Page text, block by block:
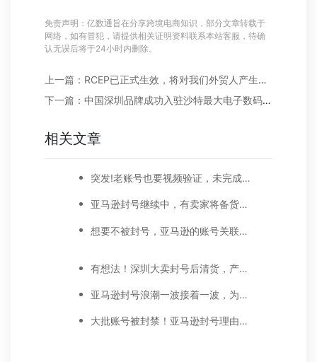
免责声明：亿数通旨在分享跨境电商知识，部分文章转载于
网络，如有冒犯，请提供相关证明资料联系本站客服，待确
认无误后将于24小时内删除。
上一篇：RCEP已正式生效，将对我们外贸人产生哪些重大影响?!
下一篇：中国深圳品牌成功入驻沙特最大电子数码平台Jarir;以色列电商市场爆发，DHL在以增开中东最大分拣中心
相关文章
突发!老账号也要视频验证，未完成或被封号
亚马逊封号继续中，有卖家将备货量减少三成，另跟卖泛滥现新套路!
想要不被封号，亚马逊的账号关联要知道
有想法！深圳大卖封号后清货，产品居然出现在娃娃机里！
亚马逊封号浪潮一波接着一波，为什么仍然受到资本的眷顾？
大批账号被封禁！亚马逊封号理由越来越刁钻了！